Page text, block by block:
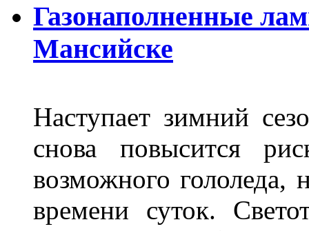
Газонаполненные
Мансийске
Наступает зимний
снова повысится
возможного гололеда,
времени суток.